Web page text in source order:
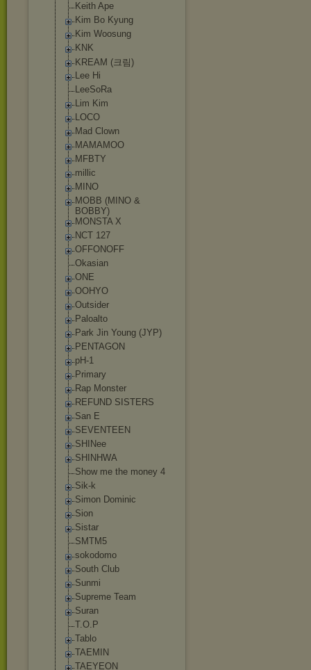
Keith Ape
Kim Bo Kyung
Kim Woosung
KNK
KREAM (크림)
Lee Hi
LeeSoRa
Lim Kim
LOCO
Mad Clown
MAMAMOO
MFBTY
millic
MINO
MOBB (MINO &
BOBBY)
MONSTA X
NCT 127
OFFONOFF
Okasian
ONE
OOHYO
Outsider
Paloalto
Park Jin Young (JYP)
PENTAGON
pH-1
Primary
Rap Monster
REFUND SISTERS
San E
SEVENTEEN
SHINee
SHINHWA
Show me the money 4
Sik-k
Simon Dominic
Sion
Sistar
SMTM5
sokodomo
South Club
Sunmi
Supreme Team
Suran
T.O.P
Tablo
TAEMIN
TAEYEON